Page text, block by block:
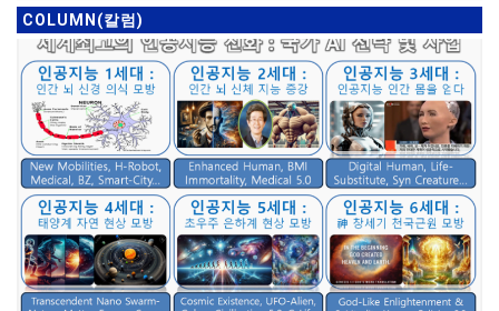
COLUMN(칼럼)